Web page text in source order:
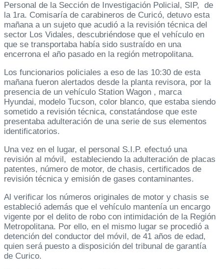
Personal de la Sección de Investigación Policial, SIP, de
la 1ra. Comisaría de carabineros de Curicó, detuvo esta
mañana a un sujeto que acudió a la revisión técnica del
sector Los Vidales, descubriéndose que el vehículo en
que se transportaba había sido sustraído en una
encerrona el año pasado en la región metropolitana.
Los funcionarios policiales a eso de las 10:30 de esta
mañana fueron alertados desde la planta revisora, por la
presencia de un vehículo Station Wagon , marca
Hyundai, modelo Tucson, color blanco, que estaba siendo
sometido a revisión técnica, constatándose que este
presentaba adulteración de una serie de sus elementos
identificatorios.
Una vez en el lugar, el personal S.I.P. efectuó una
revisión al móvil, estableciendo la adulteración de placas
patentes, número de motor, de chasis, certificados de
revisión técnica y emisión de gases contaminantes.
Al verificar los números originales de motor y chasis se
estableció además que el vehículo mantenía un encargo
vigente por el delito de robo con intimidación de la Región
Metropolitana. Por ello, en el mismo lugar se procedió a
detención del conductor del móvil, de 41 años de edad,
quien será puesto a disposición del tribunal de garantía
de Curico.